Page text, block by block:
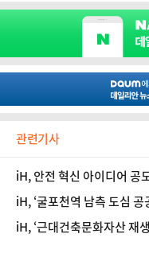
관련기사
iH, 안전 혁신 아이디어
iH, ‘굴포천역 남측 도심
정
iH, ‘근대건축문화자산 재